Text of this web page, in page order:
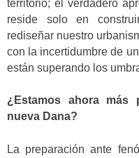
territorio; el verdadero
reside solo en
rediseñar nuestro
con la incertidumbre de
están superando los
¿Estamos ahora más
nueva Dana?
La preparación ante